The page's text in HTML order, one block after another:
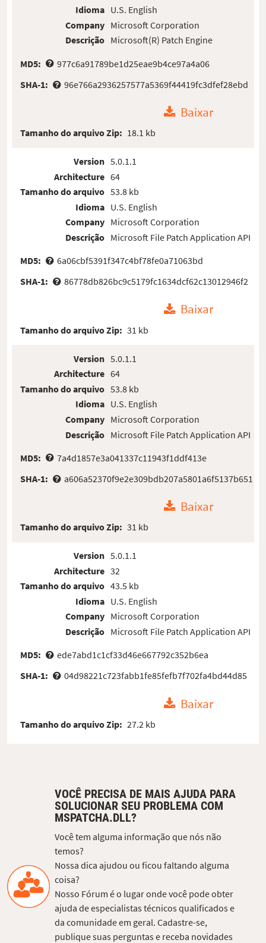
Idioma
Company
Descrição
U.S. English
Microsoft Corporation
Microsoft(R) Patch Engine
MD5:
977c6a91789be1d25eae9b4ce97a4a06
SHA-1:
96e766a2936257577a5369f44419fc3dfef28ebd
Baixar
Tamanho do arquivo Zip: 18.1 kb
Version
Architecture
Tamanho do arquivo
Idioma
Company
Descrição
5.0.1.1
64
53.8 kb
U.S. English
Microsoft Corporation
Microsoft File Patch Application API
MD5:
6a06cbf5391f347c4bf78fe0a71063bd
SHA-1:
86778db826bc9c5179fc1634dcf62c13012946f2
Baixar
Tamanho do arquivo Zip: 31 kb
Version
Architecture
Tamanho do arquivo
Idioma
Company
Descrição
5.0.1.1
64
53.8 kb
U.S. English
Microsoft Corporation
Microsoft File Patch Application API
MD5:
7a4d1857e3a041337c11943f1ddf413e
SHA-1:
a606a52370f9e2e309bdb207a5801a6f5137b651
Baixar
Tamanho do arquivo Zip: 31 kb
Version
Architecture
Tamanho do arquivo
Idioma
Company
Descrição
5.0.1.1
32
43.5 kb
U.S. English
Microsoft Corporation
Microsoft File Patch Application API
MD5:
ede7abd1c1cf33d46e667792c352b6ea
SHA-1:
04d98221c723fabb1fe85fefb7f702fa4bd44d85
Baixar
Tamanho do arquivo Zip: 27.2 kb
VOCÊ PRECISA DE MAIS AJUDA PARA
SOLUCIONAR SEU PROBLEMA COM
MSPATCHA.DLL?
Você tem alguma informação que nós não
temos?
Nossa dica ajudou ou ficou faltando alguma
coisa?
Nosso Fórum é o lugar onde você pode obter
ajuda de especialistas técnicos qualificados e
da comunidade em geral. Cadastre-se,
publique suas perguntas e receba novidades